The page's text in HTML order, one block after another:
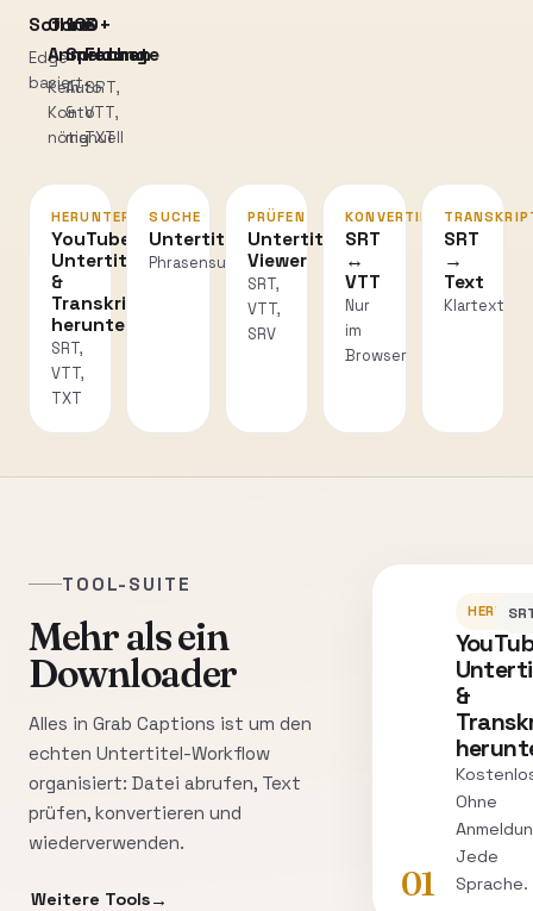
Sofort
Edge-
basiert
Ohne
Anmeldung
Kein
Konto
nötig
100+
Sprachen
Auto
&
manuell
3
Formate
SRT,
VTT,
TXT
HERUNTERLADEN
YouTube
Untertitel
&
Transkripte
herunterladen
SRT,
VTT,
TXT
SUCHE
Untertitelsuche
Phrasensuche
PRÜFEN
Untertitel-
Viewer
SRT,
VTT,
SRV
KONVERTIEREN
SRT
↔
VTT
Nur
im
Browser
SRT
→
Text
Klartext
TOOL-SUITE
Mehr als ein
Downloader
Alles in Grab Captions ist um den
echten Untertitel-Workflow
organisiert: Datei abrufen, Text
prüfen, konvertieren und
wiederverwenden.
Weitere Tools 01
&
Ohne
Jede
Sprache.